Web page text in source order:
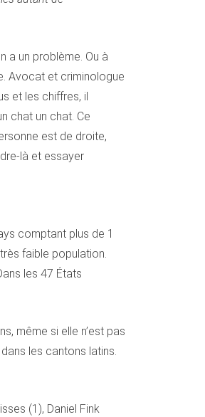
a un problème. Ou à
Avocat et criminologue
et les chiffres, il
chat un chat. Ce
est de droite,
là et essayer
comptant plus de 1
faible population.
les 47 États
même si elle n’est pas
les cantons latins.
(1), Daniel Fink